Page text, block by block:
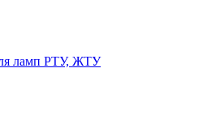
ламп РТУ, ЖТУ